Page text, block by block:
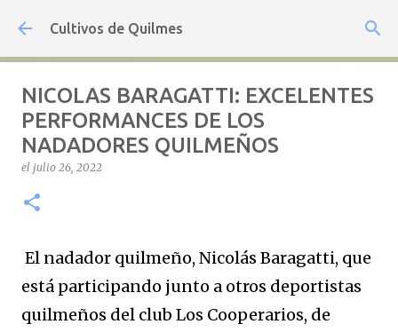
Ir al contenido principal
Cultivos de Quilmes
NICOLAS BARAGATTI: EXCELENTES
PERFORMANCES DE LOS
NADADORES QUILMEÑOS
el julio 26, 2022
El nadador quilmeño, Nicolás Baragatti, que
está participando junto a otros deportistas
quilmeños del club Los Cooperarios, de